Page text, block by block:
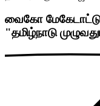
வைகோ
"தமிழ்நாடு